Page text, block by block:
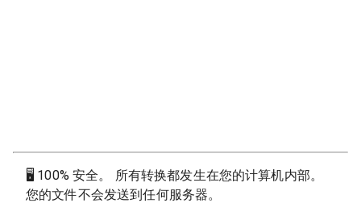
🖥 100% 安全。 所有转换都发生在您的计算机内部。
您的文件不会发送到任何服务器。